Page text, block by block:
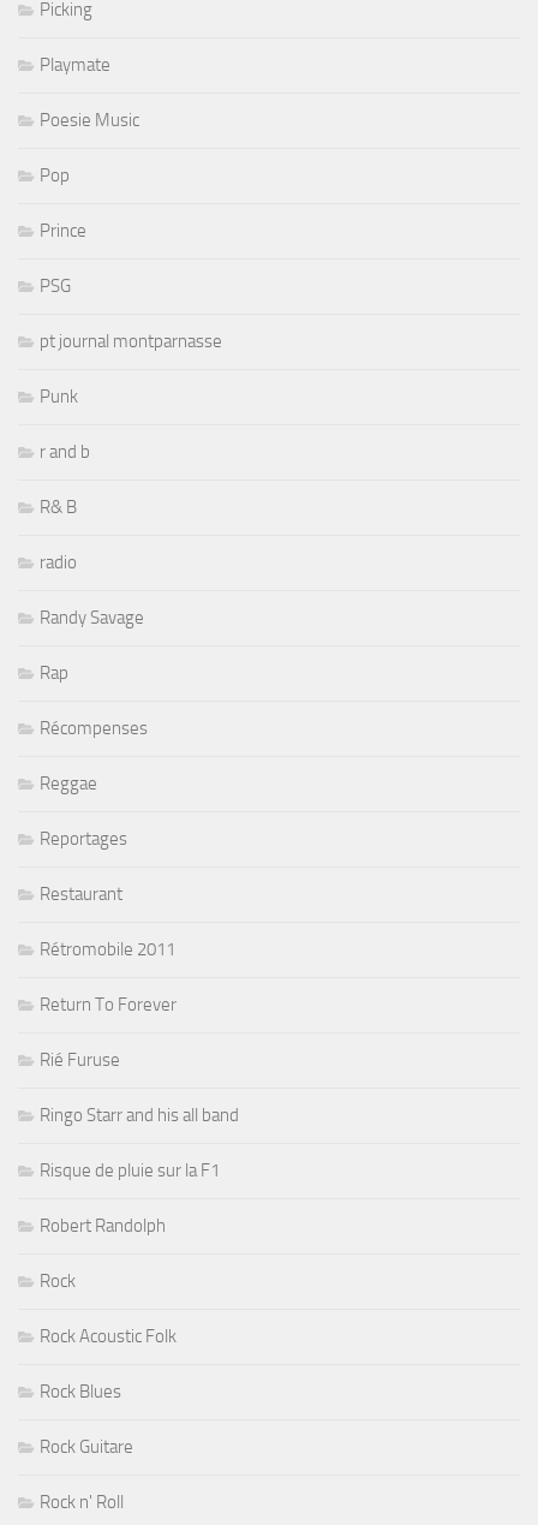
Picking
Playmate
Poesie Music
Pop
Prince
PSG
pt journal montparnasse
Punk
r and b
R& B
radio
Randy Savage
Rap
Récompenses
Reggae
Reportages
Restaurant
Rétromobile 2011
Return To Forever
Rié Furuse
Ringo Starr and his all band
Risque de pluie sur la F1
Robert Randolph
Rock
Rock Acoustic Folk
Rock Blues
Rock Guitare
Rock n' Roll